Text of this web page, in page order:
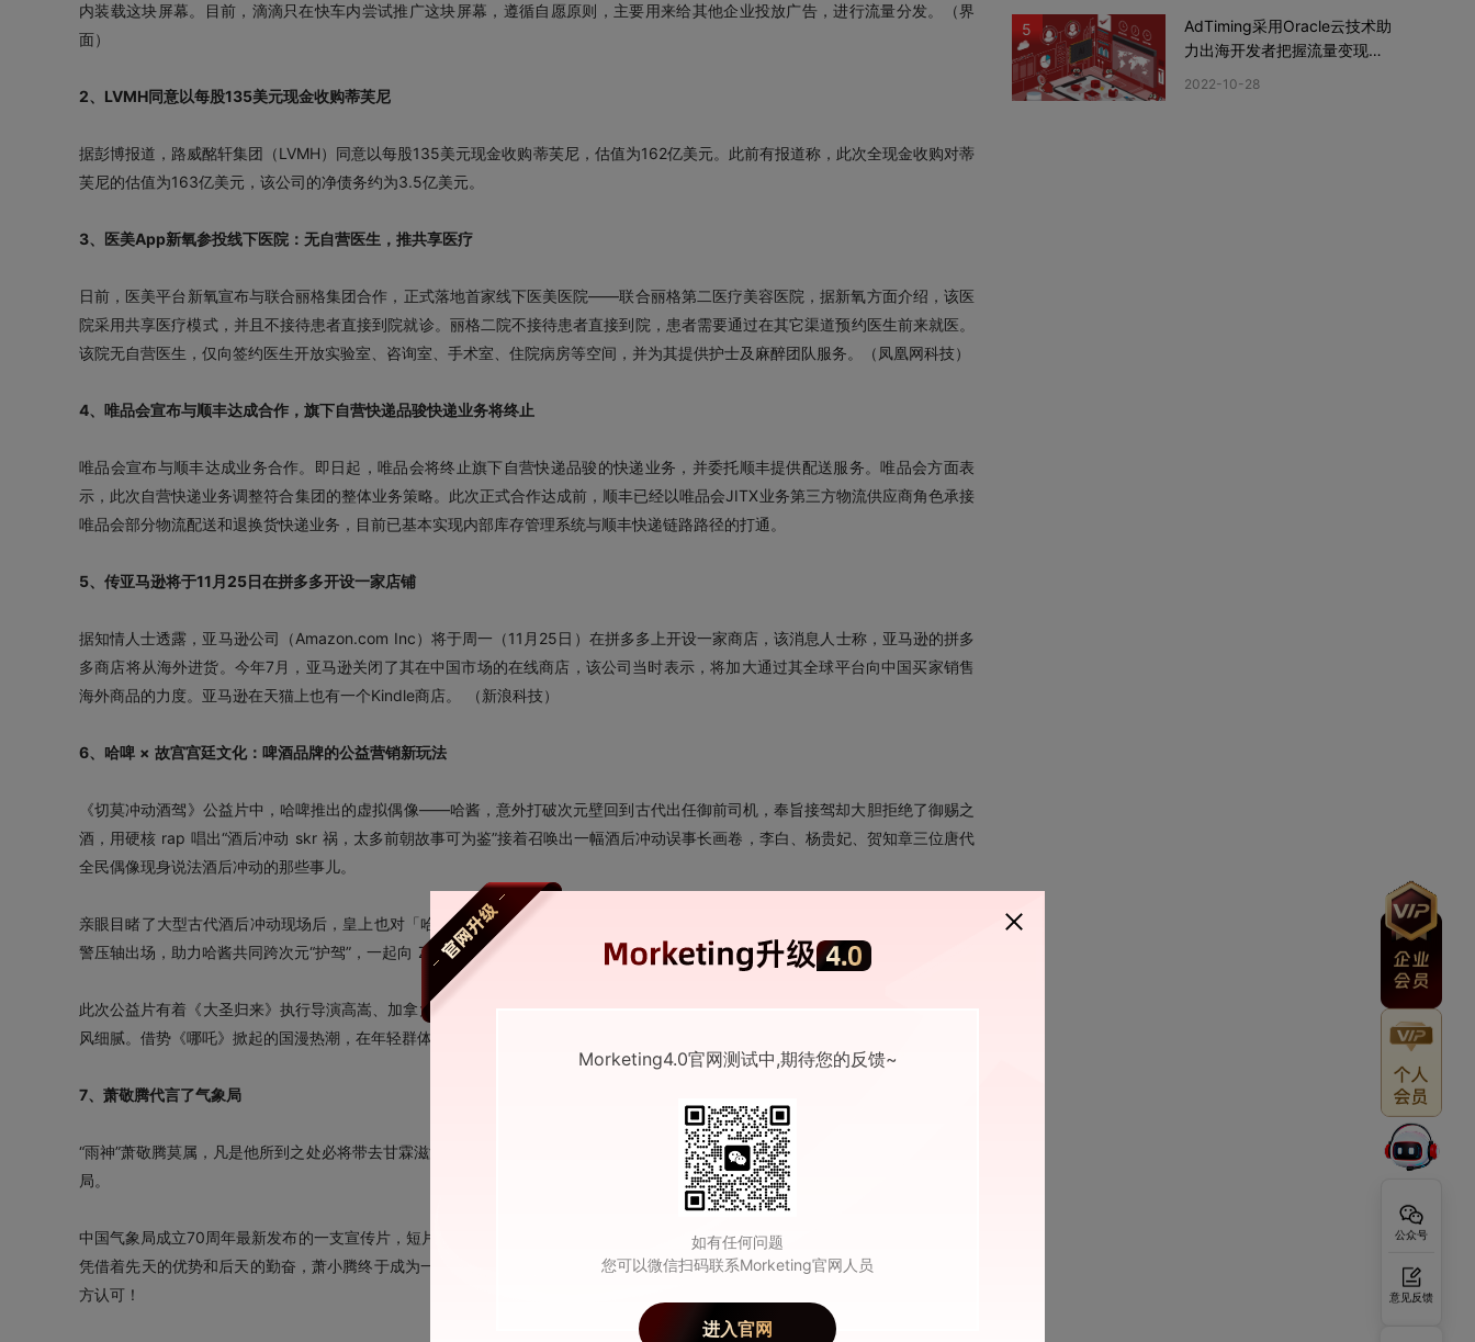
内装载这块屏幕。目前，滴滴只在快车内尝试推广这块屏幕，遵循自愿原则，主要用来给其他企业投放广告，进行流量分发。（界
面）
2、LVMH同意以每股135美元现金收购蒂芙尼
据彭博报道，路威酩轩集团（LVMH）同意以每股135美元现金收购蒂芙尼，估值为162亿美元。此前有报道称，此次全现金收购对蒂
芙尼的估值为163亿美元，该公司的净债务约为3.5亿美元。
3、医美App新氧参投线下医院：无自营医生，推共享医疗
日前，医美平台新氧宣布与联合丽格集团合作，正式落地首家线下医美医院——联合丽格第二医疗美容医院，据新氧方面介绍，该医
院采用共享医疗模式，并且不接待患者直接到院就诊。丽格二院不接待患者直接到院，患者需要通过在其它渠道预约医生前来就医。
该院无自营医生，仅向签约医生开放实验室、咨询室、手术室、住院病房等空间，并为其提供护士及麻醉团队服务。（凤凰网科技）
4、唯品会宣布与顺丰达成合作，旗下自营快递品骏快递业务将终止
唯品会宣布与顺丰达成业务合作。即日起，唯品会将终止旗下自营快递品骏的快递业务，并委托顺丰提供配送服务。唯品会方面表
示，此次自营快递业务调整符合集团的整体业务策略。此次正式合作达成前，顺丰已经以唯品会JITX业务第三方物流供应商角色承接
唯品会部分物流配送和退换货快递业务，目前已基本实现内部库存管理系统与顺丰快递链路路径的打通。
5、传亚马逊将于11月25日在拼多多开设一家店铺
据知情人士透露，亚马逊公司（Amazon.com Inc）将于周一（11月25日）在拼多多上开设一家商店，该消息人士称，亚马逊的拼多
多商店将从海外进货。今年7月，亚马逊关闭了其在中国市场的在线商店，该公司当时表示，将加大通过其全球平台向中国买家销售
海外商品的力度。亚马逊在天猫上也有一个Kindle商店。 （新浪科技）
6、哈啤 × 故宫宫廷文化：啤酒品牌的公益营销新玩法
《切莫冲动酒驾》公益片中，哈啤推出的虚拟偶像——哈酱，意外打破次元壁回到古代出任御前司机，奉旨接驾却大胆拒绝了御赐之
酒，用硬核 rap 唱出“酒后冲动 skr 祸，太多前朝故事可为鉴”接着召唤出一幅酒后冲动误事长画卷，李白、杨贵妃、贺知章三位唐代
全民偶像现身说法酒后冲动的那些事儿。
亲眼目睹了大型古代酒后冲动现场后，皇上也对「哈酱开车不喝酒、皇上更哈啤」的理念赞不绝口。而始终立于“拒绝酒驾”一线的交
警压轴出场，助力哈酱共同跨次元“护驾”，一起向 Z 世代发起酒后不开车的主张。
此次公益片有着《大圣归来》执行导演高嵩、加拿大国际电影节最佳动画视觉创意大奖的得主黄晨等动画界大咖助阵，质感精良、画
风细腻。借势《哪吒》掀起的国漫热潮，在年轻群体中引发不小的热度，目前平台播放量已破千万。
7、萧敬腾代言了气象局
“雨神”萧敬腾莫属，凡是他所到之处必将带去甘霖滋润大地，作为“龙王转世”的天选之子，萧敬腾最近“出人意料”地成功进入中国气象
局。
中国气象局成立70周年最新发布的一支宣传片，短片中，天选之子萧小腾从小就是个特别的孩子，打娘胎里就自带预报天气的buff，
凭借着先天的优势和后天的勤奋，萧小腾终于成为一名正式天气预报员。最后萧敬腾本人友情出镜，“雨神”的身份最近终于得到了官
方认可！
5
AdTiming采用Oracle云技术助
力出海开发者把握流量变现新
2022-10-28
公众号
意见反馈
Morketing4.0官网测试中,期待您的反馈~
如有任何问题
您可以微信扫码联系Morketing官网人员
进入官网